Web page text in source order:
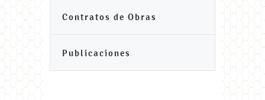
Contratos de Obras
Publicaciones